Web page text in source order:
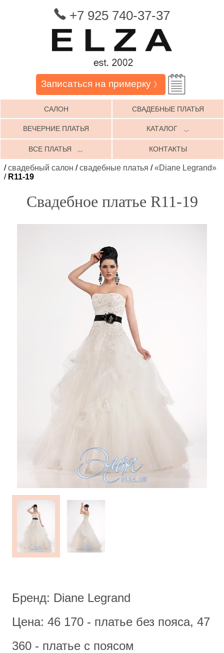
+7 925 740-37-37
Записаться на примерку 》
САЛОН СВАДЕБНЫЕ ПЛАТЬЯ
ВЕЧЕРНИЕ ПЛАТЬЯ КАТАЛОГ ﹀
ВСЕ ПЛАТЬЯ ﹀ КОНТАКТЫ
/свадебный салон /свадебные платья /«Diane Legrand»
/ R11-19
Свадебное платье R11-19
Бренд: Diane Legrand
Цена: 46 170 - платье без пояса, 47
360 - платье с поясом